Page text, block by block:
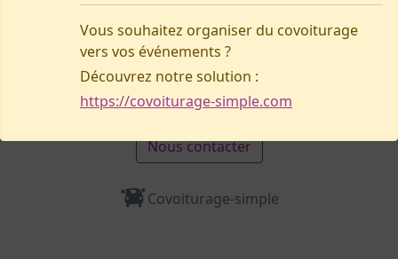
Vous souhaitez organiser du covoiturage
vers vos événements ?
Découvrez notre solution :
https://covoiturage-simple.com
Besoin d’aide, signaler un problème ?
Nous contacter
Covoiturage-simple